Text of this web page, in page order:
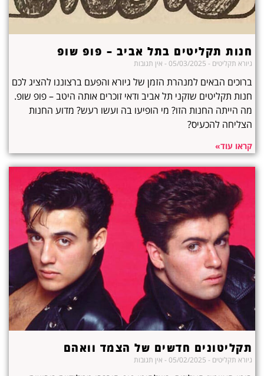
חנות תקליטים בתל אביב – פופ שופ
גיורא תקליטים אין תגובות
ברוכים הבאים למנהרת הזמן של גיורא והפעם ברצוננו להציג לכם
חנות תקליטים שזקני תל אביב ודאי זוכרים אותה היטב – פופ שופ.
מה הייתה החנות הזו? מי הופיעו בה ועשו רעש? מדוע החנות
הצליחה להכעיס?
קראו עוד»
תקליטונים חדשים של הצמד וואהם
גיורא תקליטים אין תגובות